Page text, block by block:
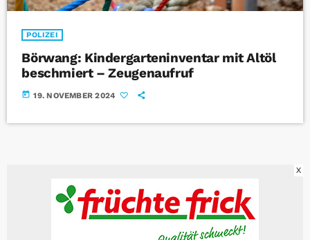
POLIZEI
Börwang: Kindergarteninventar mit Altöl
beschmiert – Zeugenaufruf
today 19. NOVEMBER 2024
X